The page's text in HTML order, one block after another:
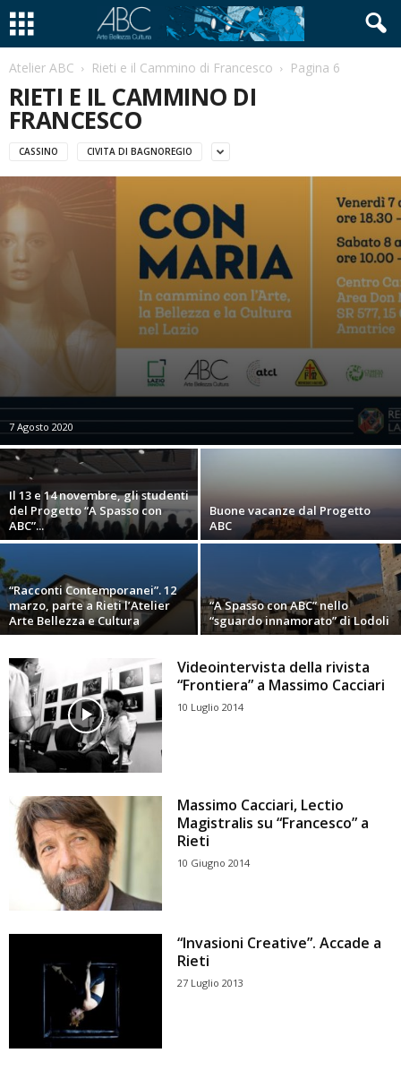
Atelier ABC Rieti e il Cammino di Francesco Pagina 6
RIETI E IL CAMMINO DI
FRANCESCO
CASSINO CIVITA DI BAGNOREGIO
7 Agosto 2020
Il 13 e 14 novembre, gli studenti
del Progetto “A Spasso con
ABC”...
Buone vacanze dal Progetto
ABC
“Racconti Contemporanei”. 12
marzo, parte a Rieti l’Atelier
Arte Bellezza e Cultura
“A Spasso con ABC” nello
“sguardo innamorato” di Lodoli
Videointervista della rivista
“Frontiera” a Massimo Cacciari
10 Luglio 2014
Massimo Cacciari, Lectio
Magistralis su “Francesco” a
Rieti
10 Giugno 2014
“Invasioni Creative”. Accade a
Rieti
27 Luglio 2013